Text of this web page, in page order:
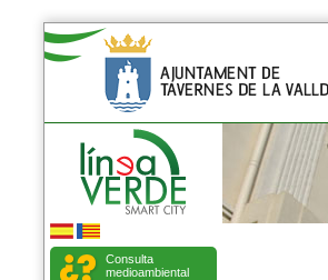
Consulta
medioambiental